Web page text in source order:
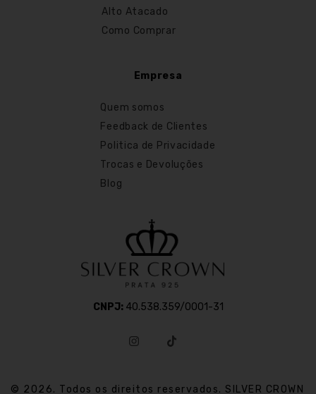
Alto Atacado
Como Comprar
Empresa
Quem somos
Feedback de Clientes
Politica de Privacidade
Trocas e Devoluções
Blog
CNPJ: 40.538.359/0001-31
© 2026. Todos os direitos reservados. SILVER CROWN